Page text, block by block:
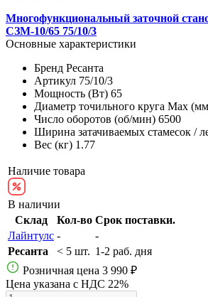
Многофункциональный заточной
СЗМ-10/65 75/10/3
Основные характеристики
Бренд Ресанта
Артикул 75/10/3
Мощность (Вт) 65
Диаметр точильного круга Max
Число оборотов (об/мин) 6500
Ширина затачиваемых стамесок /
Вес (кг) 1.77
Наличие товара
В наличии
Склад
Кол-во Срок поставки.
Лайнтулс -
-
Ресанта
< 5 шт. 1-2 раб. дня
Розничная цена 3 990 ₽
Цена указана с НДС 22%